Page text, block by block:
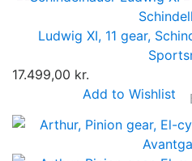
Ludwig XI, 11 gear,
17.499,00 kr.
Add to Wishlist